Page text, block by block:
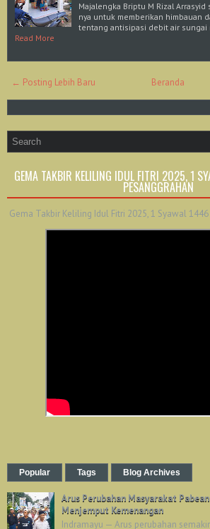
Majalengka Briptu M Rizal
nya untuk memberikan himbauan
tentang antisipasi debit air
Read More
← Posting Lebih Baru Beranda
GEMA TAKBIR KELILING IDUL FITRI 2025, 1
PESANGGRAHAN
Gema Takbir Keliling Idul Fitri 2025, 1 Syawal
Popular Tags Blog Archives
Arus Perubahan Masyarakat
Menjemput Kemenangan
Indramayu — Arus perubahan